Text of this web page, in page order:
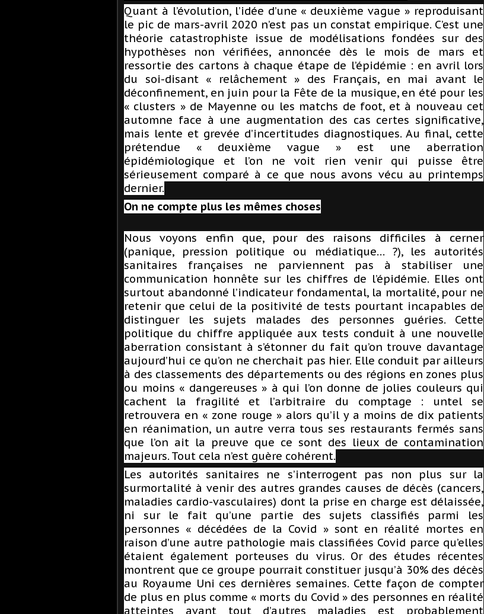
Quant à l’évolution, l’idée d’une « deuxième vague » reproduisant
le pic de mars-avril 2020 n’est pas un constat empirique. C’est une
théorie catastrophiste issue de modélisations fondées sur des
hypothèses non vérifiées, annoncée dès le mois de mars et
ressortie des cartons à chaque étape de l’épidémie : en avril lors
du soi-disant « relâchement » des Français, en mai avant le
déconfinement, en juin pour la Fête de la musique, en été pour les
« clusters » de Mayenne ou les matchs de foot, et à nouveau cet
automne face à une augmentation des cas certes significative,
mais lente et grevée d’incertitudes diagnostiques. Au final, cette
prétendue « deuxième vague » est une aberration
épidémiologique et l’on ne voit rien venir qui puisse être
sérieusement comparé à ce que nous avons vécu au printemps
dernier.
On ne compte plus les mêmes choses
Nous voyons enfin que, pour des raisons difficiles à cerner
(panique, pression politique ou médiatique… ?), les autorités
sanitaires françaises ne parviennent pas à stabiliser une
communication honnête sur les chiffres de l’épidémie. Elles ont
surtout abandonné l’indicateur fondamental, la mortalité, pour ne
retenir que celui de la positivité de tests pourtant incapables de
distinguer les sujets malades des personnes guéries. Cette
politique du chiffre appliquée aux tests conduit à une nouvelle
aberration consistant à s’étonner du fait qu’on trouve davantage
aujourd’hui ce qu’on ne cherchait pas hier. Elle conduit par ailleurs
à des classements des départements ou des régions en zones plus
ou moins « dangereuses » à qui l’on donne de jolies couleurs qui
cachent la fragilité et l’arbitraire du comptage : untel se
retrouvera en « zone rouge » alors qu’il y a moins de dix patients
en réanimation, un autre verra tous ses restaurants fermés sans
que l’on ait la preuve que ce sont des lieux de contamination
majeurs. Tout cela n’est guère cohérent.
Les autorités sanitaires ne s’interrogent pas non plus sur la
surmortalité à venir des autres grandes causes de décès (cancers,
maladies cardio-vasculaires) dont la prise en charge est délaissée,
ni sur le fait qu’une partie des sujets classifiés parmi les
personnes « décédées de la Covid » sont en réalité mortes en
raison d’une autre pathologie mais classifiées Covid parce qu’elles
étaient également porteuses du virus. Or des études récentes
montrent que ce groupe pourrait constituer jusqu’à 30% des décès
au Royaume Uni ces dernières semaines. Cette façon de compter
de plus en plus comme « morts du Covid » des personnes en réalité
atteintes avant tout d’autres maladies est probablement